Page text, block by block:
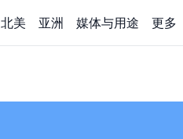
北美 亚洲 媒体与用途 更多